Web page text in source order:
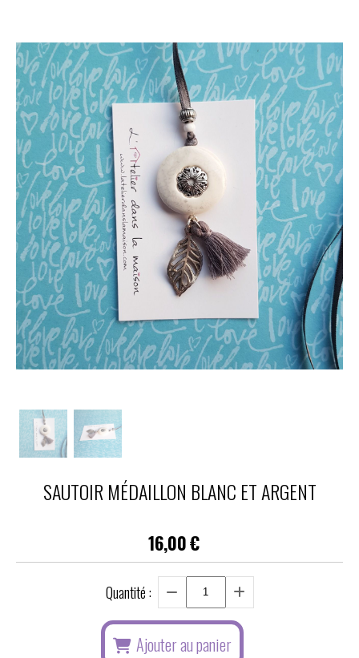
SAUTOIR MÉDAILLON BLANC ET ARGENT
16,00€
Quantité :
Ajouter au panier